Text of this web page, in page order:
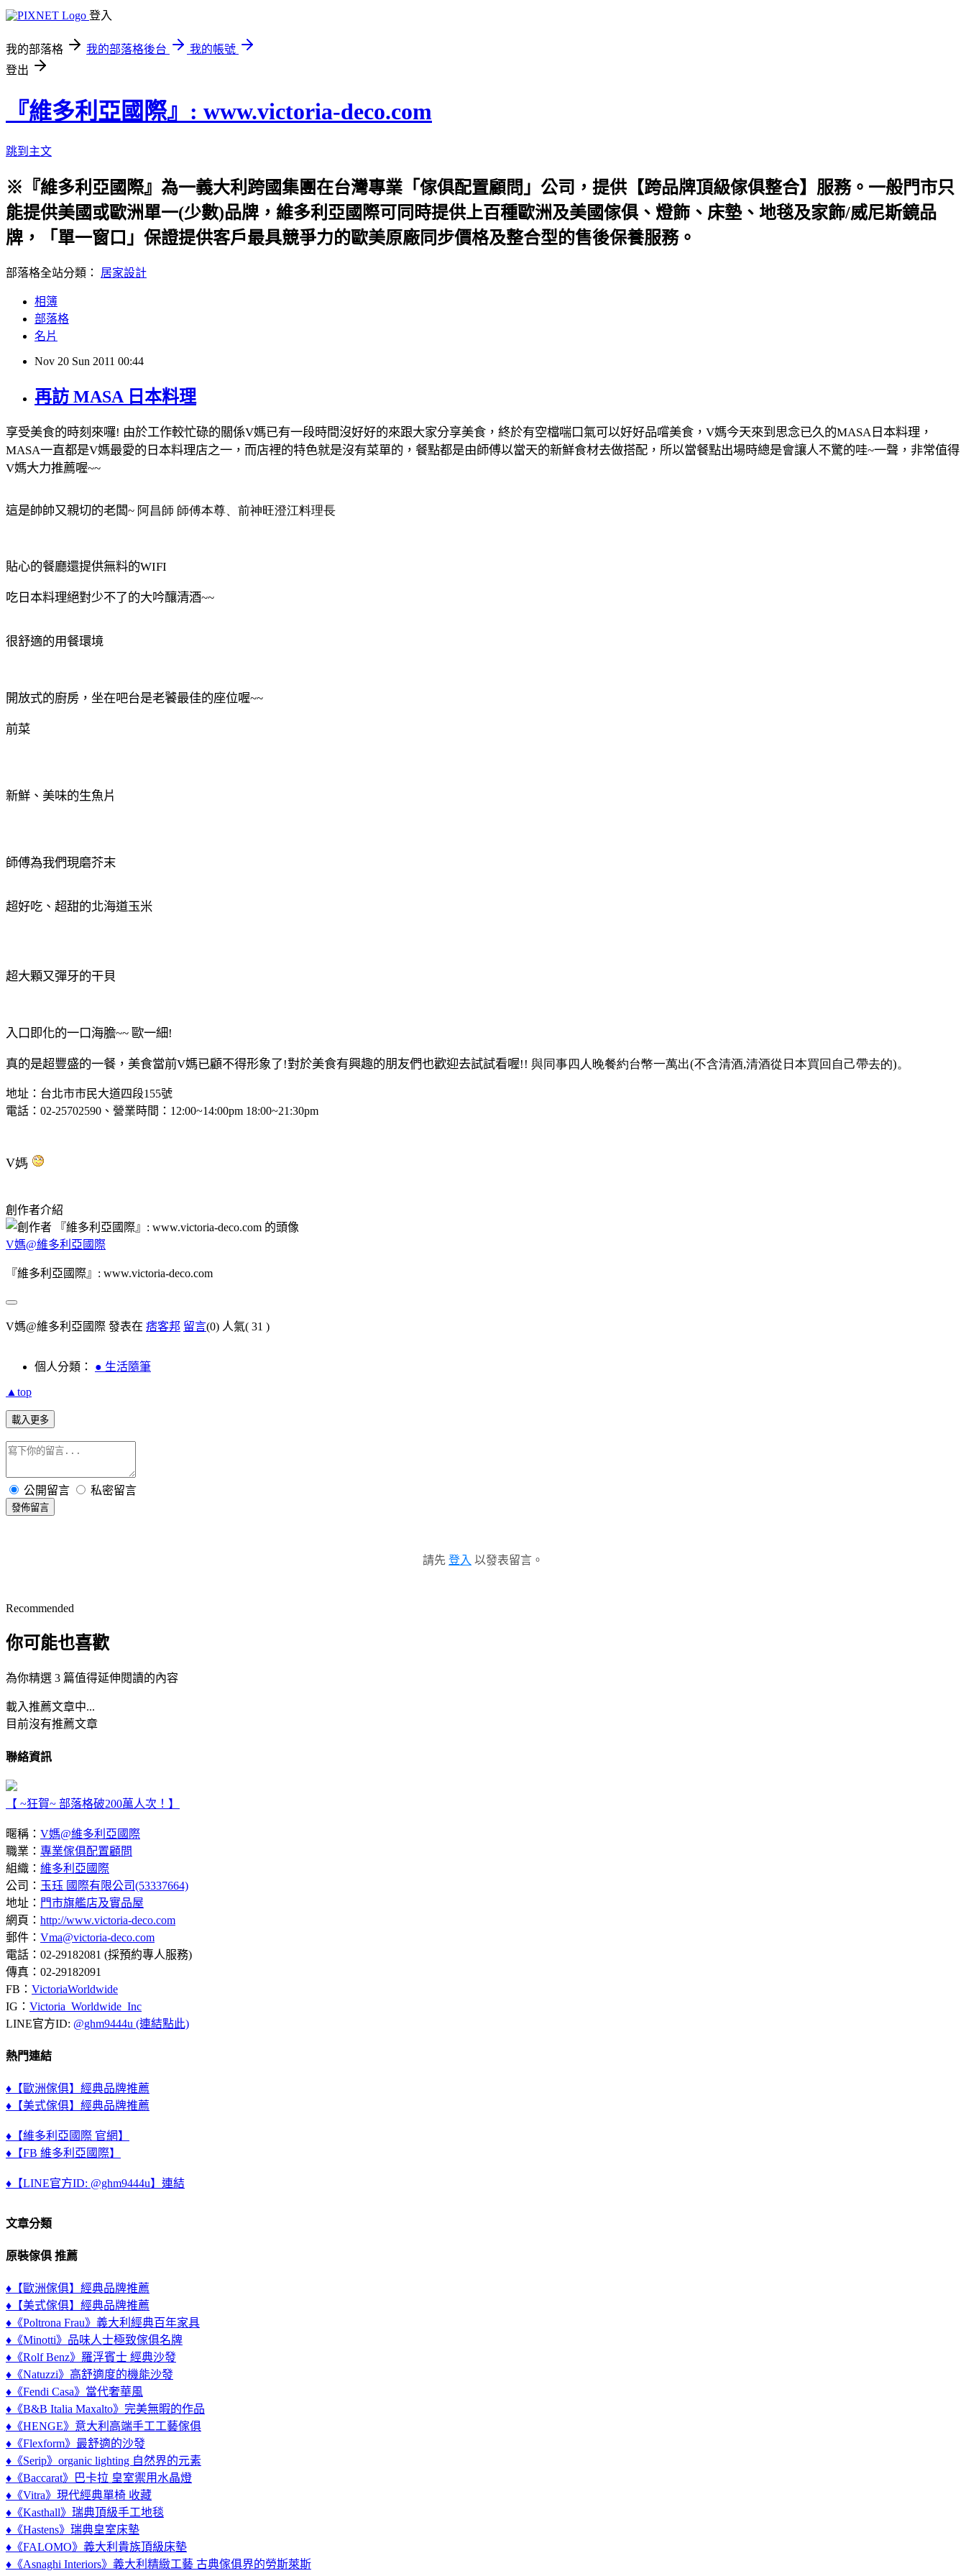
登入
我的部落格 我的部落格後台
我的帳號
登出
『維多利亞國際』: www.victoria-deco.com
跳到主文
※『維多利亞國際』為一義大利跨國集團在台灣專業「傢俱配置顧問」公司，提供【跨品牌頂級傢俱整合】服務。一般門市只
能提供美國或歐洲單一(少數)品牌，維多利亞國際可同時提供上百種歐洲及美國傢俱、燈飾、床墊、地毯及家飾/威尼斯鏡品
牌，「單一窗口」保證提供客戶最具競爭力的歐美原廠同步價格及整合型的售後保養服務。
部落格全站分類： 居家設計
相簿
部落格
名片
Nov 20 Sun 2011 00:44
再訪 MASA 日本料理
享受美食的時刻來囉! 由於工作較忙碌的關係V媽已有一段時間沒好好的來跟大家分享美食，終於有空檔喘口氣可以好好品嚐美食，V媽今天來到思念已久的MASA 日本料理，
MASA一直都是V媽最愛的日本料理店之一，而店裡的特色就是沒有菜單的，餐點都是由師傅以當天的新鮮食材去做搭配 ，所以當餐點出場時總是會讓人不驚的哇~一聲，非常值得
V媽大力推薦喔~~
這是帥帥又親切的老闆~ 阿昌師 師傅本尊、前神旺澄江料理長
貼心的餐廳還提供無料的WIFI
吃日本料理絕對少不了的大吟釀清酒~~
很舒適的用餐環境
開放式的廚房，坐在吧台是老饕最佳的座位喔~~
前菜
新鮮、美味的生魚片
師傅為我們現磨芥末
超好吃、超甜的北海道玉米
超大顆又彈牙的干貝
入口即化的一口海膽~~ 歐一細!
真的是超豐盛的一餐，美食當前V媽已顧不得形象了!對於美食有興趣的朋友們也歡迎去試試看喔!! 與同事四人晚餐約台幣一萬出(不含清酒,清酒從日本買回自己帶去的)。
地址：台北市市民大道四段155號
電話：02-25702590、營業時間：12:00~14:00pm 18:00~21:30pm
V媽
創作者介紹
V媽@維多利亞國際
『維多利亞國際』: www.victoria-deco.com
V媽@維多利亞國際 發表在 痞客邦 留言(0) 人氣( 31 )
個人分類： ● 生活隨筆
▲top
載入更多
公開留言 私密留言
發佈留言
請先 登入 以發表留言。
Recommended
你可能也喜歡
為你精選 3 篇值得延伸閱讀的內容
載入推薦文章中...
目前沒有推薦文章
聯絡資訊
【 ~狂賀~ 部落格破200萬人次！】
暱稱： V媽@維多利亞國際
職業： 專業傢俱配置顧問
組織： 維多利亞國際
公司： 玉珏 國際有限公司(53337664)
地址： 門市旗艦店及實品屋
網頁： http://www.victoria-deco.com
郵件： Vma@victoria-deco.com
電話：02-29182081 (採預約專人服務)
傳真：02-29182091
FB： VictoriaWorldwide
IG： Victoria_Worldwide_Inc
LINE官方ID: @ghm9444u (連結點此)
熱門連結
♦【歐洲傢俱】經典品牌推薦
♦【美式傢俱】經典品牌推薦
♦【維多利亞國際 官網】
♦【FB 維多利亞國際】
♦【LINE官方ID: @ghm9444u】連結
文章分類
原裝傢俱 推薦
♦【歐洲傢俱】經典品牌推薦
♦【美式傢俱】經典品牌推薦
♦《Poltrona Frau》義大利經典百年家具
♦《Minotti》品味人士極致傢俱名牌
♦《Rolf Benz》羅浮賓士 經典沙發
♦《Natuzzi》高舒適度的機能沙發
♦《Fendi Casa》當代奢華風
♦《B&B Italia Maxalto》完美無暇的作品
♦《HENGE》意大利高端手工工藝傢俱
♦《Flexform》最舒適的沙發
♦《Serip》organic lighting 自然界的元素
♦《Baccarat》巴卡拉 皇室禦用水晶燈
♦《Vitra》現代經典單椅 收藏
♦《Kasthall》瑞典頂級手工地毯
♦《Hastens》瑞典皇室床墊
♦《FALOMO》義大利貴族頂級床墊
♦《Asnaghi Interiors》義大利精緻工藝 古典傢俱界的勞斯萊斯